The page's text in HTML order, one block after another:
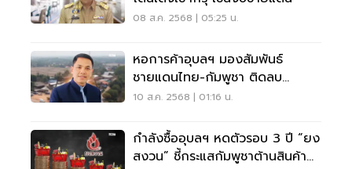
08 ส.ค. 2568 | 05:25 น.
หอการค้าอุบลฯ มองสัมพันธ์
ชายแดนไทย-กัมพูชา ติดลบ
สถานการณ์ยังต้องเฝ้าระวัง
10 ส.ค. 2568 | 01:16 น.
กำลังซื้ออุบลฯ หดตัวรอบ 3 ปี “ยง
สงวน” ชี้กระแสกัมพูชาต้านสินค้า